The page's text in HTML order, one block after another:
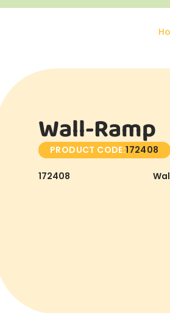
Wall-Ramp
PRODUCT CODE:172408
172408